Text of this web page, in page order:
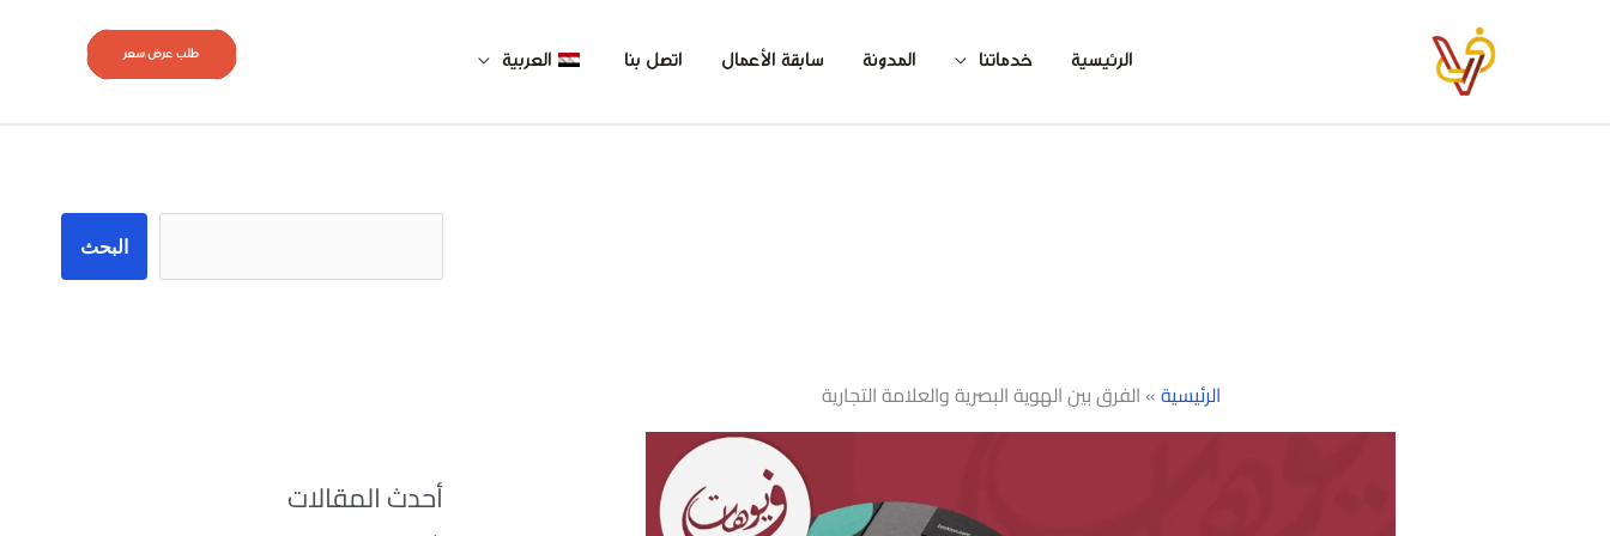
الرئيسية خدماتنا المدونة سابقة الأعمال اتصل بنا العربية طلب عرض سعر
الرئيسية» الفرق بين الهوية البصرية والعلامة التجارية
البحث
أحدث المقالات